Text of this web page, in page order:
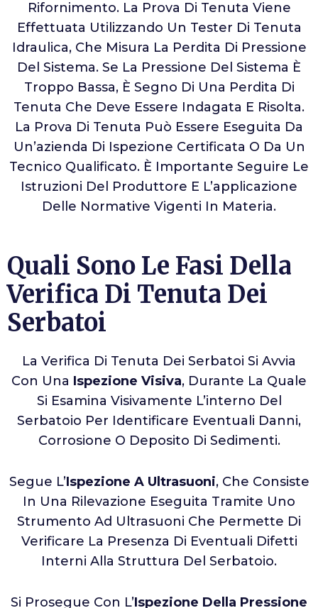
Rifornimento. La Prova Di Tenuta Viene
Effettuata Utilizzando Un Tester Di Tenuta
Idraulica, Che Misura La Perdita Di Pressione
Del Sistema. Se La Pressione Del Sistema È
Troppo Bassa, È Segno Di Una Perdita Di
Tenuta Che Deve Essere Indagata E Risolta.
La Prova Di Tenuta Può Essere Eseguita Da
Un’azienda Di Ispezione Certificata O Da Un
Tecnico Qualificato. È Importante Seguire Le
Istruzioni Del Produttore E L’applicazione
Delle Normative Vigenti In Materia.
Quali Sono Le Fasi Della
Verifica Di Tenuta Dei
Serbatoi
La Verifica Di Tenuta Dei Serbatoi Si Avvia
Con Una Ispezione Visiva, Durante La Quale
Si Esamina Visivamente L’interno Del
Serbatoio Per Identificare Eventuali Danni,
Corrosione O Deposito Di Sedimenti.
Segue L’Ispezione A Ultrasuoni, Che Consiste
In Una Rilevazione Eseguita Tramite Uno
Strumento Ad Ultrasuoni Che Permette Di
Verificare La Presenza Di Eventuali Difetti
Interni Alla Struttura Del Serbatoio.
Si Prosegue Con L’Ispezione Della Pressione